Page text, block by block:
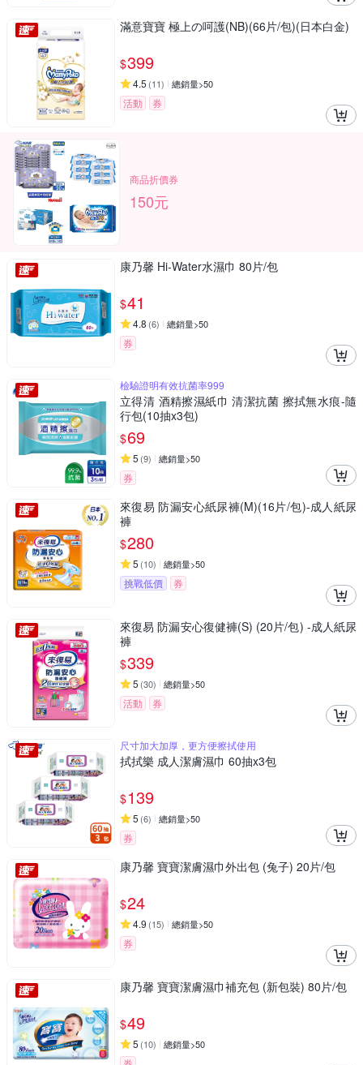
滿意寶寶 極上の呵護(NB)(66片/包)(日本白金)
$399
4.5 (11) 總銷量>50
活動 券
商品折價券
150元
康乃馨 Hi-Water水濕巾 80片/包
$41
4.8 (6) 總銷量>50
券
檢驗證明有效抗菌率999
立得清 酒精擦濕紙巾 清潔抗菌 擦拭無水痕-隨
行包(10抽x3包)
$69
5 (9) 總銷量>50
券
來復易 防漏安心紙尿褲(M)(16片/包)-成人紙尿
褲
$280
5 (10) 總銷量>50
挑戰低價 券
來復易 防漏安心復健褲(S) (20片/包) -成人紙尿
褲
$339
5 (30) 總銷量>50
活動 券
尺寸加大加厚，更方便擦拭使用
拭拭樂 成人潔膚濕巾 60抽x3包
$139
5 (6) 總銷量>50
券
康乃馨 寶寶潔膚濕巾外出包 (兔子) 20片/包
$24
4.9 (15) 總銷量>50
券
康乃馨 寶寶潔膚濕巾補充包 (新包裝) 80片/包
$49
5 (10) 總銷量>50